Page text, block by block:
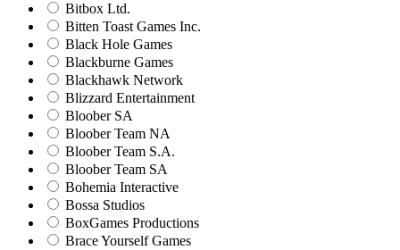
Bitbox Ltd.
Bitten Toast Games Inc.
Black Hole Games
Blackburne Games
Blackhawk Network
Blizzard Entertainment
Bloober SA
Bloober Team NA
Bloober Team S.A.
Bloober Team SA
Bohemia Interactive
Bossa Studios
BoxGames Productions
Brace Yourself Games